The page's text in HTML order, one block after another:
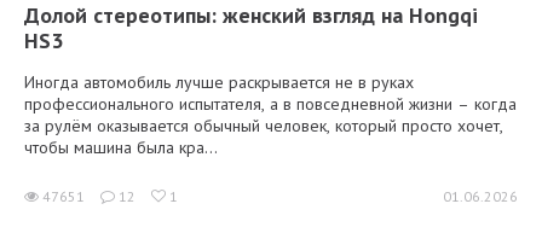
Долой стереотипы: женский взгляд на Hongqi
HS3
Иногда автомобиль лучше раскрывается не в руках
профессионального испытателя, а в повседневной жизни – когда
за рулём оказывается обычный человек, который просто хочет,
чтобы машина была кра...
47651 12 1 01.06.2026